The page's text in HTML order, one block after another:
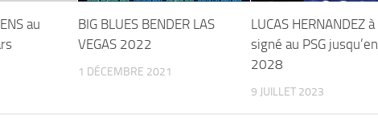
au
BIG BLUES BENDER LAS
VEGAS 2022
1 DÉCEMBRE 2021
LUCAS HERNANDEZ à
signé au PSG jusqu’en
2028
9 JUILLET 2023